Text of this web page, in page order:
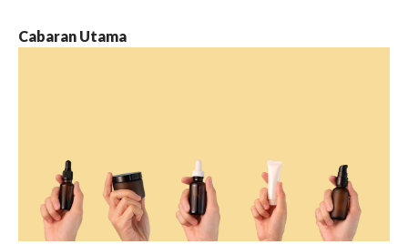
Cabaran Utama